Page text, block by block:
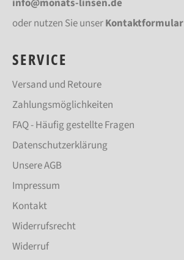
oder nutzen Sie unserKontaktformular
SERVICE
Versand und Retoure
Zahlungsmöglichkeiten
FAQ - Häufig gestellte Fragen
Datenschutzerklärung
Unsere AGB
Impressum
Kontakt
Widerrufsrecht
Widerruf